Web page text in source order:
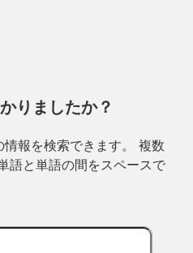
りましたか？
報を検索できます。 複数
語と単語の間をスペースで